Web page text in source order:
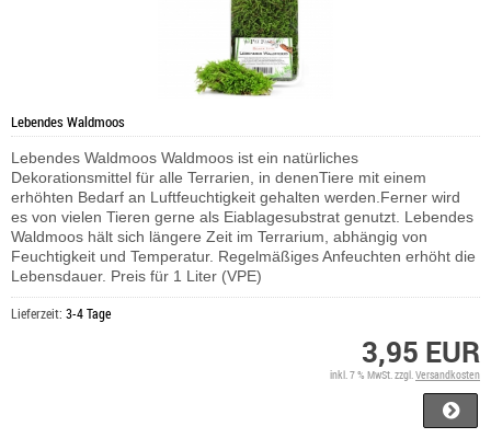
Lebendes Waldmoos
Lebendes Waldmoos Waldmoos ist ein natürliches
Dekorationsmittel für alle Terrarien, in denenTiere mit einem
erhöhten Bedarf an Luftfeuchtigkeit gehalten werden.Ferner wird
es von vielen Tieren gerne als Eiablagesubstrat genutzt. Lebendes
Waldmoos hält sich längere Zeit im Terrarium, abhängig von
Feuchtigkeit und Temperatur. Regelmäßiges Anfeuchten erhöht die
Lebensdauer. Preis für 1 Liter (VPE)
Lieferzeit: 3-4 Tage
3,95 EUR
inkl. 7 % MwSt. zzgl. Versandkosten